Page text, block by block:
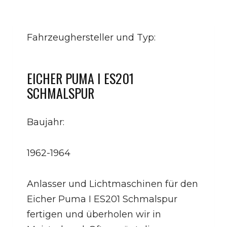
Fahrzeughersteller und Typ:
EICHER PUMA I ES201
SCHMALSPUR
Baujahr:
1962-1964
Anlasser und Lichtmaschinen für den
Eicher Puma I ES201 Schmalspur
fertigen und überholen wir in